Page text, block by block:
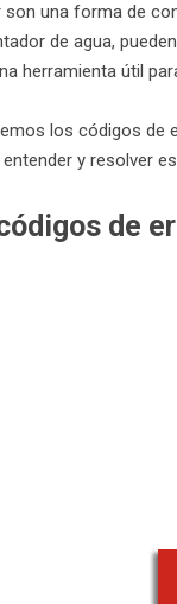
una forma de
de agua,
herramienta útil
los códigos
y resolver
de